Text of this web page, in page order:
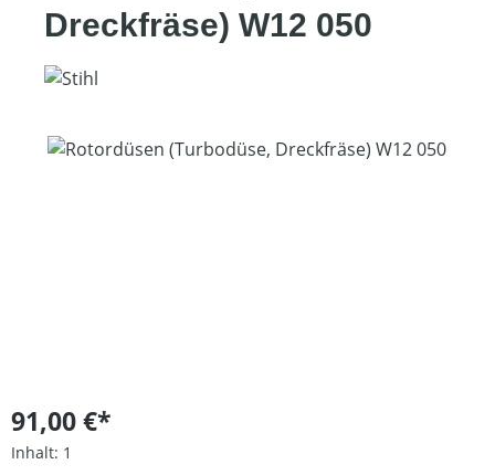
Dreckfräse) W12 050
Bildergalerie überspringen
91,00 €*
Inhalt: 1